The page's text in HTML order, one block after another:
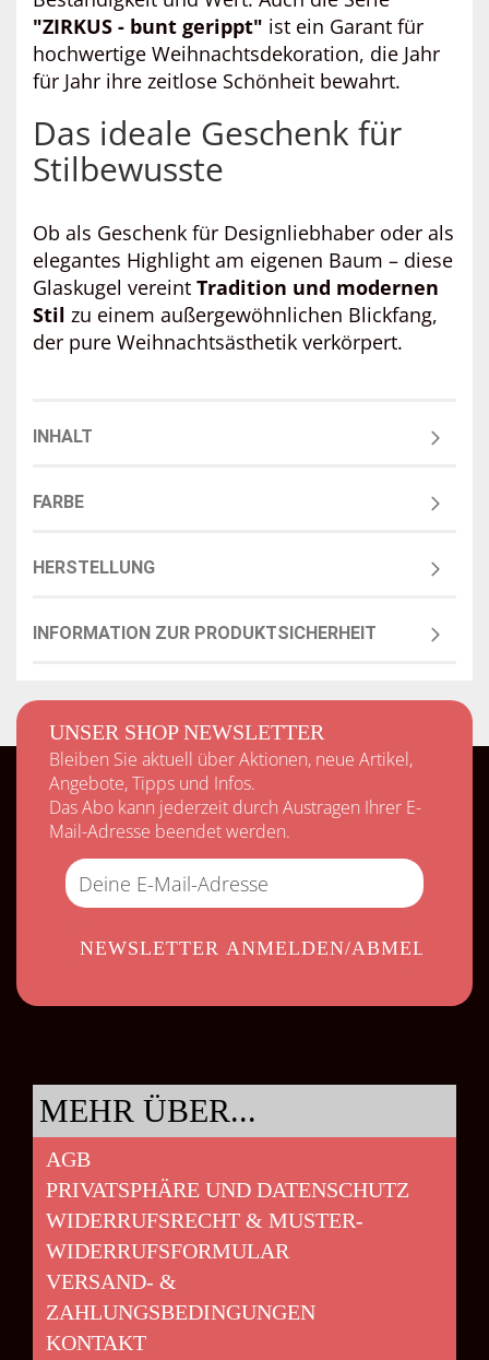
"ZIRKUS - bunt gerippt" ist ein Garant für
hochwertige Weihnachtsdekoration, die Jahr
für Jahr ihre zeitlose Schönheit bewahrt.
Das ideale Geschenk für
Stilbewusste
Ob als Geschenk für Designliebhaber oder als
elegantes Highlight am eigenen Baum – diese
Glaskugel vereint Tradition und modernen
Stil zu einem außergewöhnlichen Blickfang,
der pure Weihnachtsästhetik verkörpert.
INHALT
FARBE
HERSTELLUNG
INFORMATION ZUR PRODUKTSICHERHEIT
UNSER SHOP NEWSLETTER
Bleiben Sie aktuell über Aktionen, neue Artikel,
Angebote, Tipps und Infos.
Das Abo kann jederzeit durch Austragen Ihrer E-
Mail-Adresse beendet werden.
MEHR ÜBER...
AGB
PRIVATSPHÄRE UND DATENSCHUTZ
WIDERRUFSRECHT & MUSTER-
WIDERRUFSFORMULAR
VERSAND- &
ZAHLUNGSBEDINGUNGEN
KONTAKT